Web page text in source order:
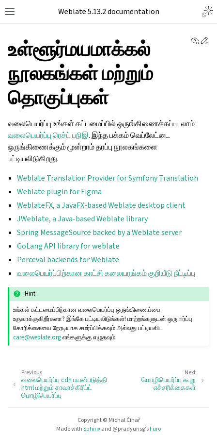
Toggle site navigation sidebar
Weblate 5.13.2 documentation
உள்ளூர்மயமாக்கல்
நூலகங்கள் மற்றும்
தொகுப்புகள்
வலைபெயர்ப்பு உங்கள் கட்டமைப்பில் ஒருங்கிணைக்கப்படலாம்
வலைபெயர்ப்பு ரெச்ட் பநிஇ. இந்த பக்கம் வெப்லேட்டை
ஒருங்கிணைக்கும் மூன்றாம் தரப்பு நூலகங்களை
பட்டியலிடுகிறது.
Weblate Translation Provider for Symfony Translation
Weblate plugin for Figma
WeblateFX, a JavaFX-based Weblate desktop client
JWeblate, a Java-based Weblate library
Spring MessageSource backed by a Weblate server
GoLang API library for weblate
Perceval backends for Weblate
வலைபெயர்ப்பிற்கான காட்சி கலையரங்கம் குறியீடு நீட்டிப்பு
Hint
உங்கள் கட்டமைப்பிற்கான வலைபெயர்ப்பு ஒருங்கிணைப்பை
உருவாக்குகிறீர்களா? இங்கே பட்டியலிடுங்கள்! மாற்றங்களுடன் ஒரு ஈர்ப்பு
கோரிக்கையை நேரடியாக சமர்ப்பிக்கவும் அல்லது பட்டியலிட
care@weblate.orgஎங்களுக்கு எழுதவும்.
Next
மொழிபெயர்ப்பு கூறு
எச்சரிக்கைகள்
Previous
வலைபெயர்ப்பு cdn பயன்படுத்தி
html மற்றும் சாவாச்கிரிப்ட்
மொழிபெயர்ப்பு
Copyright © Michal Čihař
Made withSphinxand @pradyunsg'sFuro